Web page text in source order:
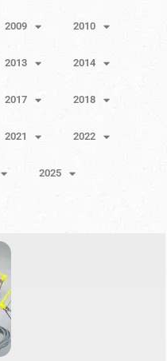
2009 2010
2013 2014
2017 2018
2021 2022
2025